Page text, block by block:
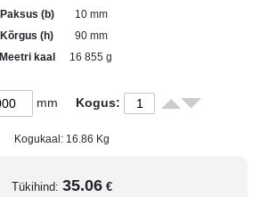
Paksus (b)
10 mm
Kõrgus (h)
90 mm
Meetri kaal
16 855 g
mm Kogus:
Kogukaal: 16.86 Kg
Tükihind: 35.06 €